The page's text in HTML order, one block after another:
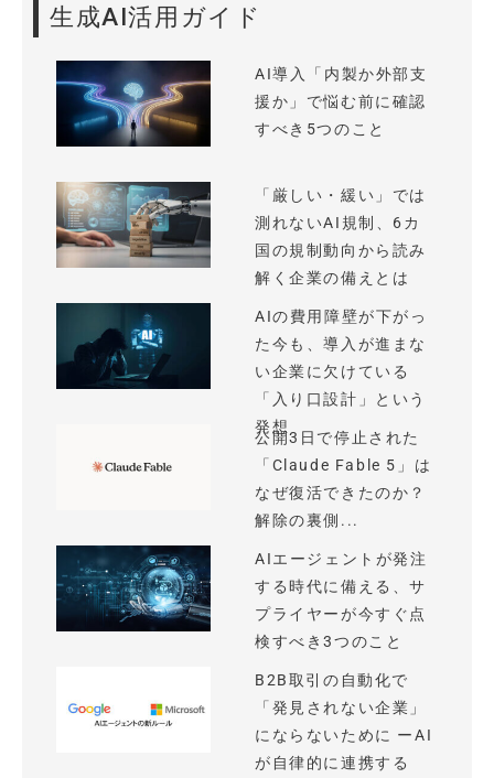
生成AI活用ガイド
AI導入「内製か外部支
援か」で悩む前に確認
すべき5つのこと
「厳しい・緩い」では
測れないAI規制、6カ
国の規制動向から読み
解く企業の備えとは
AIの費用障壁が下がっ
た今も、導入が進まな
い企業に欠けている
「入り口設計」という
発想
公開3日で停止された
「Claude Fable 5」は
なぜ復活できたのか？
解除の裏側...
AIエージェントが発注
する時代に備える、サ
プライヤーが今すぐ点
検すべき3つのこと
B2B取引の自動化で
「発見されない企業」
にならないために ーAI
が自律的に連携する